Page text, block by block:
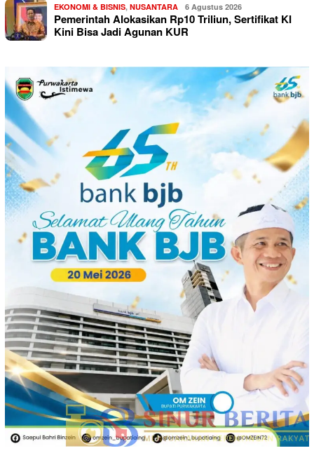
EKONOMI & BISNIS, NUSANTARA 6 Agustus 2026
Pemerintah Alokasikan Rp10 Triliun, Sertifikat KI
Kini Bisa Jadi Agunan KUR